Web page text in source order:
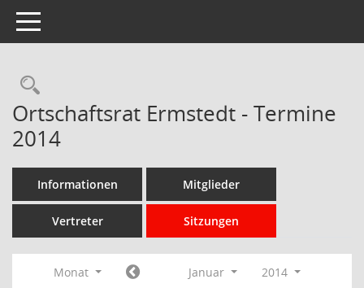
Toggle navigation
Rechercheauswahl
Ortschaftsrat Ermstedt - Termine
2014
Informationen Mitglieder
Vertreter Sitzungen
Monat Januar
2014